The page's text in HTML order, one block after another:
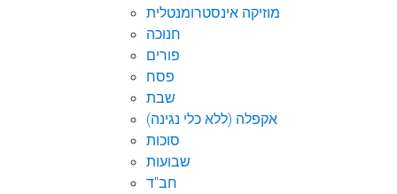
מוזיקה אינסטרומנטלית
חנוכה
פורים
פסח
שבת
אקפלה (ללא כלי נגינה)
סוכות
שבועות
חב"ד